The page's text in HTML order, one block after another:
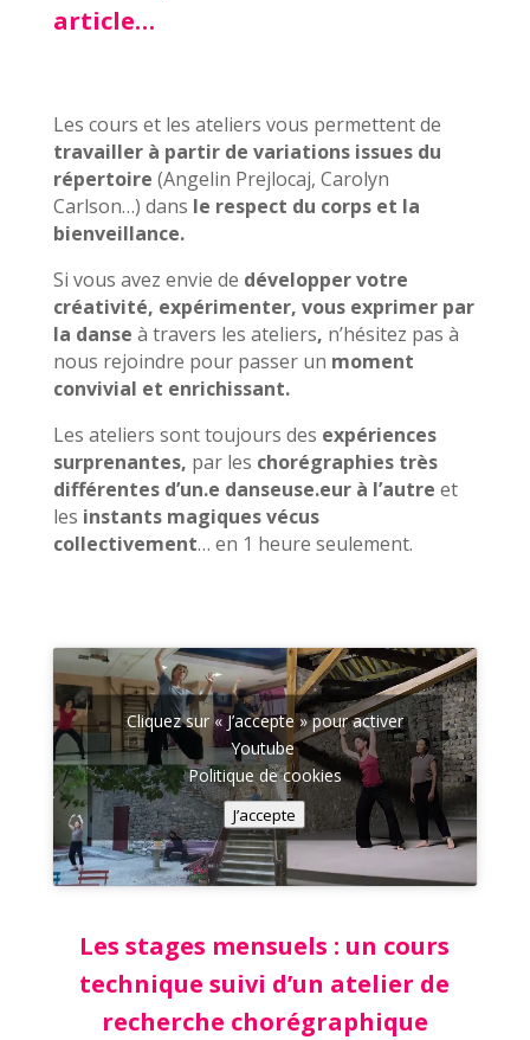
article…
Les cours et les ateliers vous permettent de
travailler à partir de variations issues du
répertoire (Angelin Prejlocaj, Carolyn
Carlson…) dans le respect du corps et la
bienveillance.
Si vous avez envie de développer votre
créativité, expérimenter, vous exprimer par
la danse à travers les ateliers, n’hésitez pas à
nous rejoindre pour passer un moment
convivial et enrichissant.
Les ateliers sont toujours des expériences
surprenantes, par les chorégraphies très
différentes d’un.e danseuse.eur à l’autre et
les instants magiques vécus
collectivement… en 1 heure seulement.
Cliquez sur « J’accepte » pour activer
Youtube
Politique de cookies
J’accepte
Les stages mensuels : un cours
technique suivi d’un atelier de
recherche chorégraphique